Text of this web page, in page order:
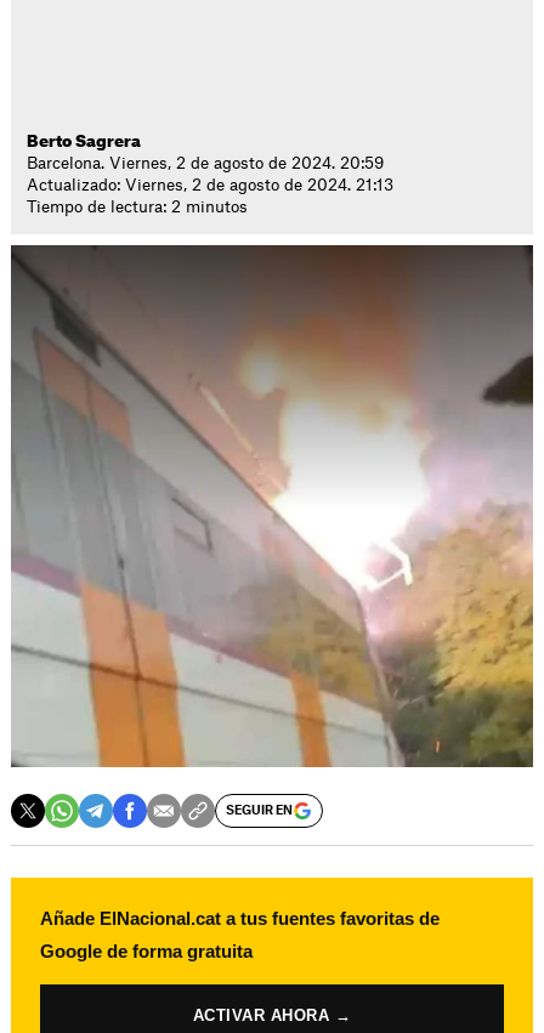
Berto Sagrera
Barcelona. Viernes, 2 de agosto de 2024. 20:59
Actualizado: Viernes, 2 de agosto de 2024. 21:13
Tiempo de lectura: 2 minutos
SEGUIR EN
Añade ElNacional.cat a tus fuentes favoritas de
Google de forma gratuita
ACTIVAR AHORA →